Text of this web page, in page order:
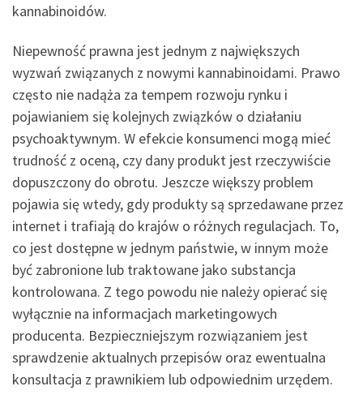
kannabinoidów.
Niepewność prawna jest jednym z największych
wyzwań związanych z nowymi kannabinoidami. Prawo
często nie nadąża za tempem rozwoju rynku i
pojawianiem się kolejnych związków o działaniu
psychoaktywnym. W efekcie konsumenci mogą mieć
trudność z oceną, czy dany produkt jest rzeczywiście
dopuszczony do obrotu. Jeszcze większy problem
pojawia się wtedy, gdy produkty są sprzedawane przez
internet i trafiają do krajów o różnych regulacjach. To,
co jest dostępne w jednym państwie, w innym może
być zabronione lub traktowane jako substancja
kontrolowana. Z tego powodu nie należy opierać się
wyłącznie na informacjach marketingowych
producenta. Bezpieczniejszym rozwiązaniem jest
sprawdzenie aktualnych przepisów oraz ewentualna
konsultacja z prawnikiem lub odpowiednim urzędem.